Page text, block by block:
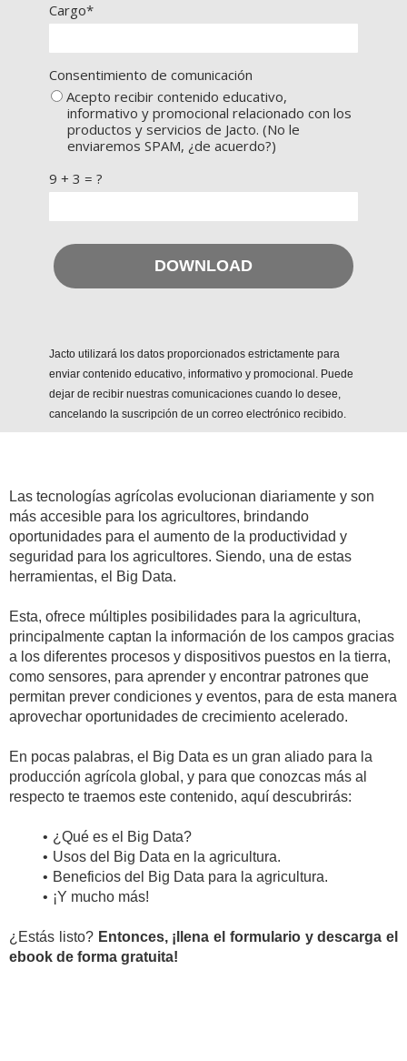
Cargo*
Consentimiento de comunicación
Acepto recibir contenido educativo,
informativo y promocional relacionado con los
productos y servicios de Jacto. (No le
enviaremos SPAM, ¿de acuerdo?)
9 + 3 = ?
DOWNLOAD
Jacto utilizará los datos proporcionados estrictamente para
enviar contenido educativo, informativo y promocional. Puede
dejar de recibir nuestras comunicaciones cuando lo desee,
cancelando la suscripción de un correo electrónico recibido.
Las tecnologías agrícolas evolucionan diariamente y son
más accesible para los agricultores, brindando
oportunidades para el aumento de la productividad y
seguridad para los agricultores. Siendo, una de estas
herramientas, el Big Data.
Esta, ofrece múltiples posibilidades para la agricultura,
principalmente captan la información de los campos gracias
a los diferentes procesos y dispositivos puestos en la tierra,
como sensores, para aprender y encontrar patrones que
permitan prever condiciones y eventos, para de esta manera
aprovechar oportunidades de crecimiento acelerado.
En pocas palabras, el Big Data es un gran aliado para la
producción agrícola global, y para que conozcas más al
respecto te traemos este contenido, aquí descubrirás:
¿Qué es el Big Data?
Usos del Big Data en la agricultura.
Beneficios del Big Data para la agricultura.
¡Y mucho más!
¿Estás listo? Entonces, ¡llena el formulario y descarga el
ebook de forma gratuita!